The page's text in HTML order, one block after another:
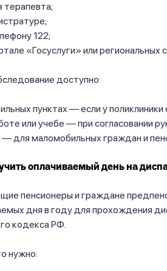
терапевта;
122;
«Госуслуги» или региональных
доступно:
пунктах — если у поликлиники
или учебе — при согласовании
для маломобильных граждан и
оплачиваемый день на
пенсионеры и граждане
дня в году для прохождения
кодекса РФ.
нужно: